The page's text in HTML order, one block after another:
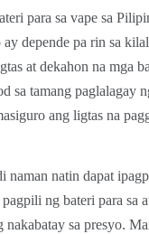
para sa vape sa
depende pa rin sa
at dekahon na mga
sa tamang paglalagay
ang ligtas na
naman natin dapat
ng bateri para sa
sa presyo.